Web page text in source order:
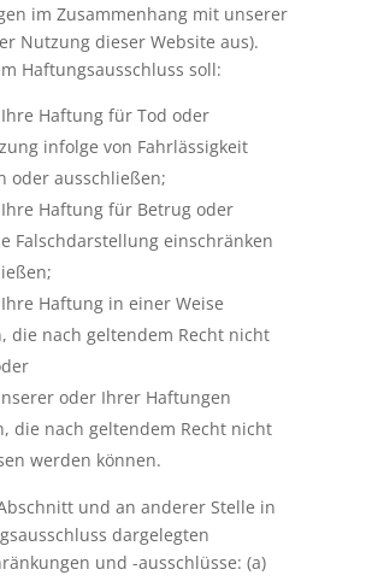
im Zusammenhang mit unserer
Nutzung dieser Website aus).
Haftungsausschluss soll:
Haftung für Tod oder
infolge von Fahrlässigkeit
oder ausschließen;
Haftung für Betrug oder
Falschdarstellung einschränken
Haftung in einer Weise
die nach geltendem Recht nicht
oder Ihrer Haftungen
die nach geltendem Recht nicht
werden können.
und an anderer Stelle in
dargelegten
und -ausschlüsse: (a)